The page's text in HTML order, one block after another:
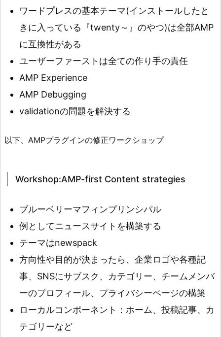
ワードプレスの基本テーマ(インストールしたと
きに入っている『twenty～』のやつ)は全部AMP
に互換性がある
ユーザーファーストは全ての作り手の責任
AMP Experience
AMP Debugging
validationの問題を解決する
以下、AMPプラグインの修正ワークショップ
Workshop:AMP-first Content strategies
ブルーベリーマフィンプリンシパル
例としてニュースサイトを構築する
テーマはnewspack
方向性や目的が決まったら、企業ロゴや各種記
事、SNSにサブスク、カテゴリー、チームメンバ
ーのプロフィール、プライバシーページの構築
ローカルコンポーネント：ホーム、投稿記事、カ
テゴリーなど